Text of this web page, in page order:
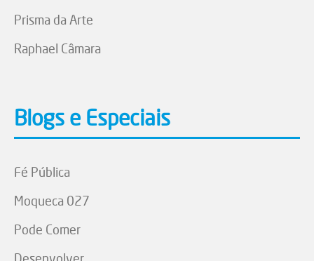
Prisma da Arte
Raphael Câmara
Blogs e Especiais
Fé Pública
Moqueca 027
Pode Comer